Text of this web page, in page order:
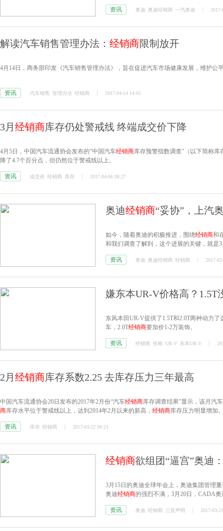
资讯 奥迪 奥迪经销商 一汽奥迪
解读汽车销售管理办法： 经销商限制放开
4月14日，商务部印发《汽车销售管理办法》，旨在促进汽车市场健康发展，维护公
资讯 汽车销售 管理办法 经销商 2017-04-14 14:05
3月 经销商库存仍处警戒线 终端成交价下降
4月5日，中国汽车流通协会发布的“中国汽车经销商库存预警指数调查”（以下简称库
降了4.7个百分点，但仍然位于警戒线以上。
资讯 成交价 经销商 库存 2017-04-06 08:27
奥迪经销商“妥协”，上汽
如今，随着奥迪的积极推进，围绕经销商和
和我们调查了解到，这个进展的关键，就是
资讯
奥迪 奥迪经销商 经销商 2017-
嫌东本UR-V价格高？1.5T
东风本田UR-V提供了1.5T和2.0T两种动力
车，2.0T经销商要加价1-2万装饰。
资讯 经销商 价格 UR-V 东本UR-V
2月 经销商库存系数2.25 去库存压力三年最高
中国汽车流通协会20日发布的2017年2月份“汽车经销商库存调查结果”显示，该月汽车
商库存水平位于警戒线以上，达到2014年2月以来的新高， 经销商库存压力明显增加
资讯 库存 经销商 2017-03-22 09:21
经销商欲组团“逼宫”奥迪
3月15日的奥迪全球年会上，奥迪集团管理
奥迪经销商的强烈不满，3月20日，CADA奥
资讯 奥迪 经销商 三亚声明 2017-03-